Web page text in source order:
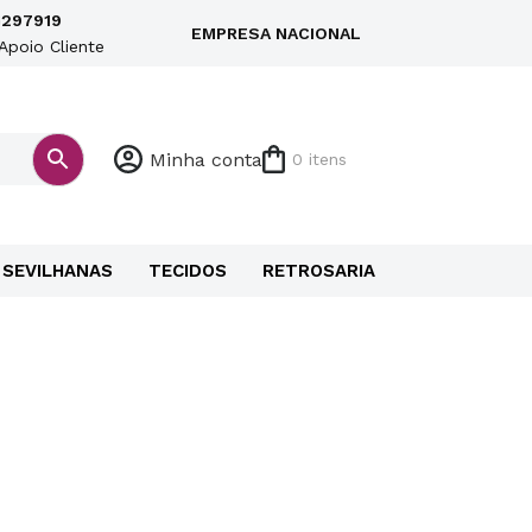
Cliente
EMPRESA NACIONAL
Minha conta 0 itens
SEVILHANAS TECIDOS RETROSARIA